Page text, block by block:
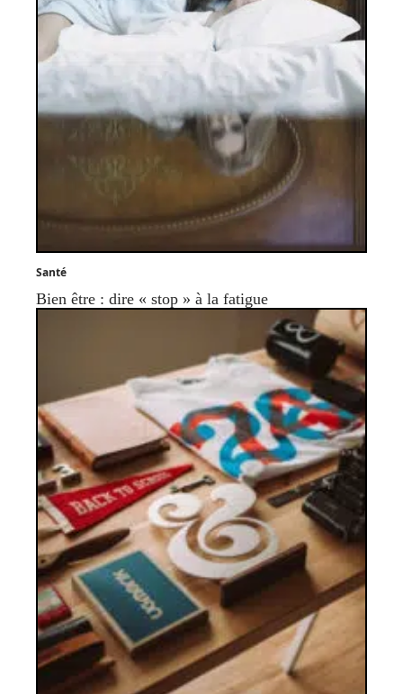
Santé
Bien être : dire « stop » à la fatigue